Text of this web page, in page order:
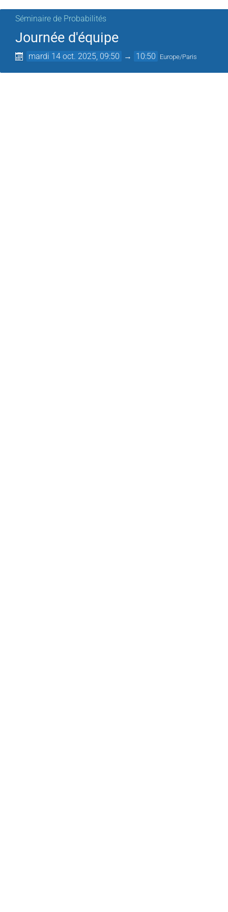
Séminaire de Probabilités
Journée d'équipe
mardi 14 oct. 2025, 09:50 → 10:50 Europe/Paris